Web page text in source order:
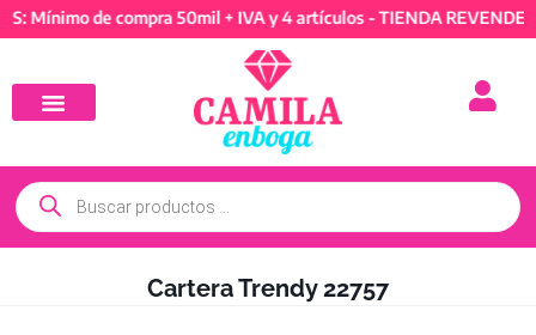
Mínimo de compra 50mil + IVA y 4 artículos - TIENDA
Cartera Trendy 22757